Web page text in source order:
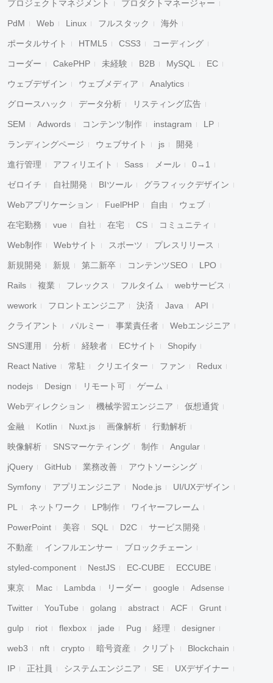
プロジェクトマネジメント プロダクトマネージャー
PdM Web Linux フルスタック 海外
ポータルサイト HTML5 CSS3 コーディング
コーダー CakePHP 未経験 B2B MySQL EC
ウェブデザイン ウェブメディア Analytics
グロースハック データ分析 リスティング広告
SEM Adwords コンテンツ制作 instagram LP
ランディングページ ウェブサイト js 開発
進行管理 アフィリエイト Sass メール 0→1
ゼロイチ 自社開発 BIツール グラフィックデザイン
Webアプリケーション FuelPHP 自由 ウェブ
在宅勤務 vue 自社 在宅 CS コミュニティ
Web制作 Webサイト スポーツ プレスリリース
新規開発 新規 第二新卒 コンテンツSEO LPO
Rails 複業 フレックス フルタイム webサービス
wework フロントエンジニア 決済 Java API
クライアント パルミー 事業責任者 Webエンジニア
SNS運用 分析 経験者 ECサイト Shopify
React Native 常駐 クリエイター ファン Redux
nodejs Design リモート可 ゲーム
Webディレクション 機械学習エンジニア 仮想通貨
金融 Kotlin Nuxt.js 画像解析 行動解析
映像解析 SNSマーケティング 制作 Angular
jQuery GitHub 業務改善 アウトソーシング
Symfony アプリエンジニア Node.js UI/UXデザイン
PL ネットワーク LP制作 ワイヤーフレーム
PowerPoint 美容 SQL D2C サービス開発
不動産 インフルエンサー ブロックチェーン
styled-component NestJS EC-CUBE ECCUBE
東京 Mac Lambda リーダー google Adsense
Twitter YouTube golang abstract ACF Grunt
gulp riot flexbox jade Pug 経理 designer
web3 nft crypto 暗号資産 クリプト Blockchain
IP 正社員 システムエンジニア SE UXデザイナー